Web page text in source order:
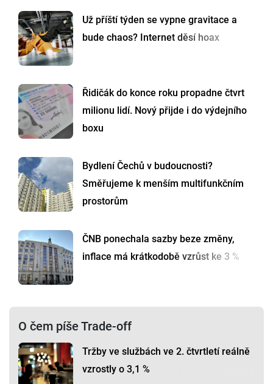
Už příští týden se vypne gravitace a
bude chaos? Internet děsí hoax
Řidičák do konce roku propadne čtvrt
milionu lidí. Nový přijde i do výdejního
boxu
Bydlení Čechů v budoucnosti?
Směřujeme k menším multifunkčním
prostorům
ČNB ponechala sazby beze změny,
inflace má krátkodobě vzrůst ke 3 %
O čem píše Trade-off
Tržby ve službách ve 2. čtvrtletí reálně
vzrostly o 3,1 %